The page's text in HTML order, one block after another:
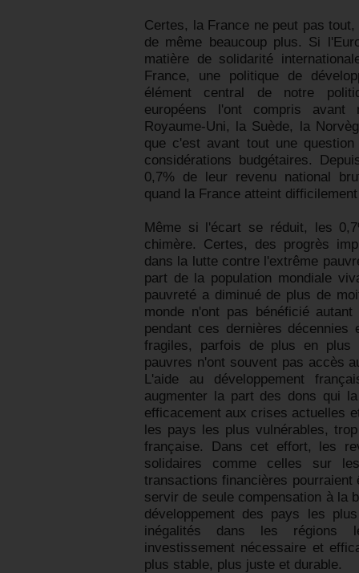
Certes, la France ne peut pas
de même beaucoup plus. Si
matière de solidarité
France, une politique de
élément central de notre
européens l'ont compris
Royaume-Uni, la Suède, la
que c'est avant tout une
considérations budgétaires.
0,7% de leur revenu national
quand la France atteint
Même si l'écart se réduit, les
chimère. Certes, des progrès
dans la lutte contre l'extrême
part de la population mondiale
pauvreté a diminué de plus de
monde n'ont pas bénéficié
pendant ces dernières
fragiles, parfois de plus en
pauvres n'ont souvent pas accès
L'aide au développement
augmenter la part des dons qui
efficacement aux crises actuelles
les pays les plus vulnérables,
française. Dans cet effort, les
solidaires comme celles sur
transactions financières
servir de seule compensation à la
développement des pays les
inégalités dans les
investissement nécessaire et
plus stable, plus juste et durable.